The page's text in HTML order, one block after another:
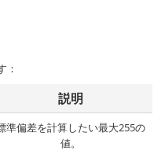
：
説明
準偏差を計算したい最大255の
値。